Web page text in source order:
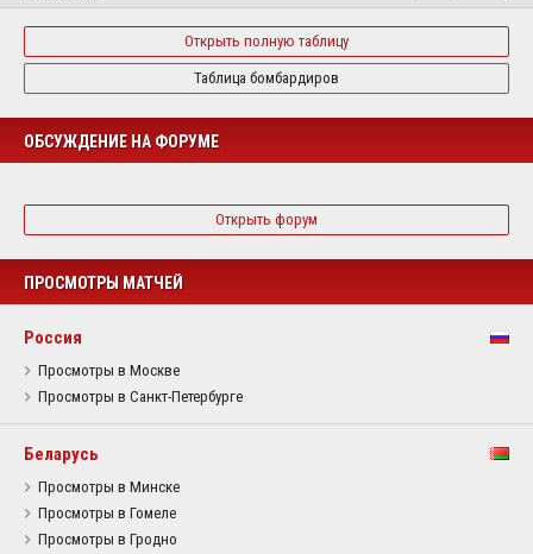
Открыть полную таблицу
Таблица бомбардиров
ОБСУЖДЕНИЕ НА ФОРУМЕ
Открыть форум
ПРОСМОТРЫ МАТЧЕЙ
Россия
Просмотры в Москве
Просмотры в Санкт-Петербурге
Беларусь
Просмотры в Минске
Просмотры в Гомеле
Просмотры в Гродно